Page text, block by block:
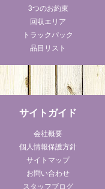
3つのお約束
回収エリア
トラックパック
品目リスト
サイトガイド
会社概要
個人情報保護方針
サイトマップ
お問い合わせ
スタッフブログ